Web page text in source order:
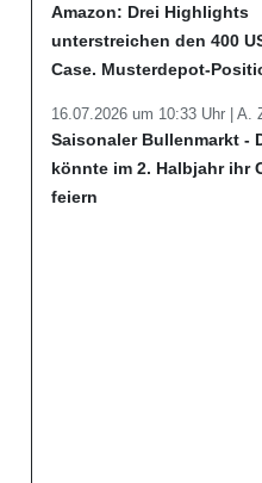
Amazon: Drei Highlights
unterstreichen den 400
Case. Musterdepot-
16.07.2026 um 10:33 Uhr | A.
Saisonaler Bullenmarkt -
könnte im 2. Halbjahr ihr
feiern